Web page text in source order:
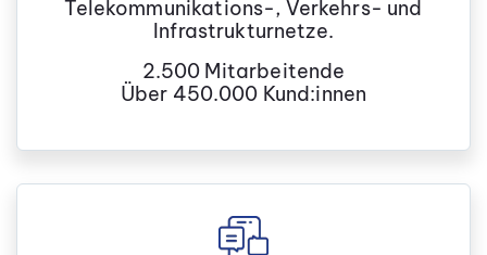
Telekommunikations-, Verkehrs- und
Infrastrukturnetze.
2.500 Mitarbeitende
Über 450.000 Kund:innen